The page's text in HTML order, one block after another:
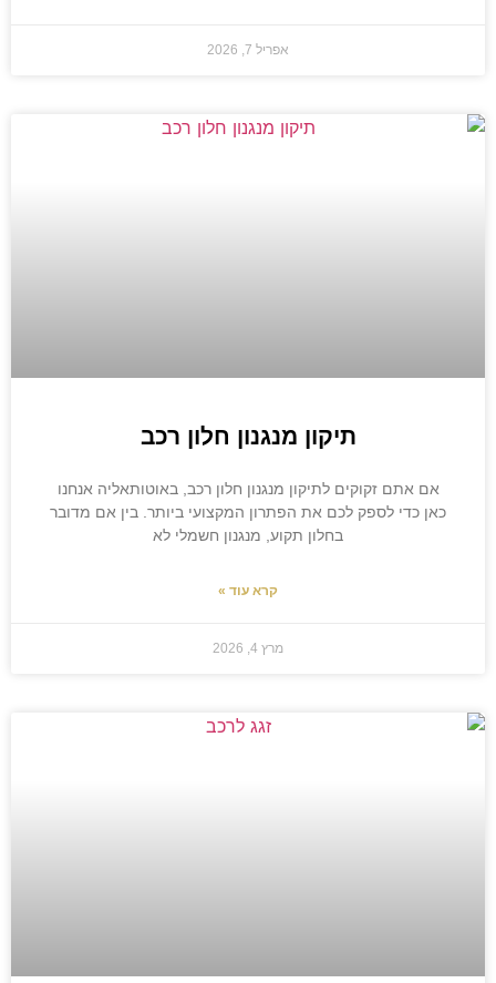
אפריל 7, 2026
תיקון מנגנון חלון רכב
אם אתם זקוקים לתיקון מנגנון חלון רכב, באוטותאליה אנחנו
כאן כדי לספק לכם את הפתרון המקצועי ביותר. בין אם מדובר
בחלון תקוע, מנגנון חשמלי לא
קרא עוד »
מרץ 4, 2026